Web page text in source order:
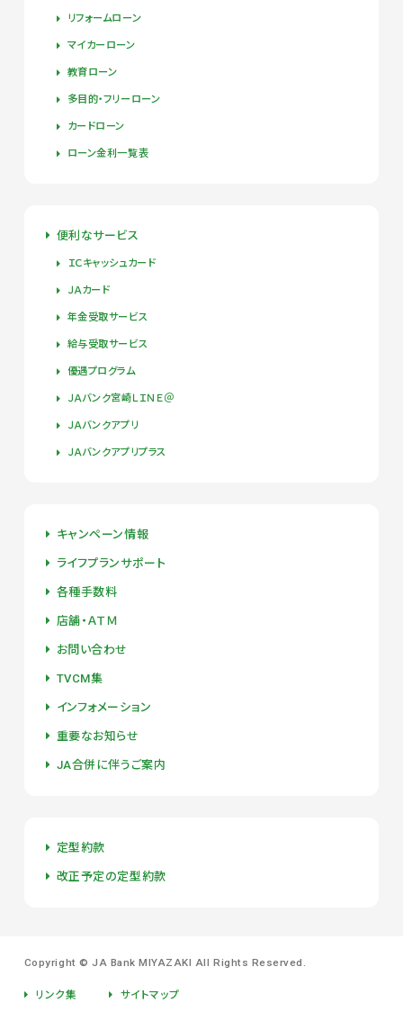
リフォームローン
マイカーローン
教育ローン
多目的・フリーローン
カードローン
ローン金利一覧表
便利なサービス
ＩＣキャッシュカード
ＪＡカード
年金受取サービス
給与受取サービス
優遇プログラム
ＪＡバンク宮崎ＬＩＮＥ＠
ＪＡバンクアプリ
ＪＡバンクアプリプラス
キャンペーン情報
ライフプランサポート
各種手数料
店舗・ＡＴＭ
お問い合わせ
TVCM集
インフォメーション
重要なお知らせ
JA合併に伴うご案内
定型約款
改正予定の定型約款
Copyright © JA Bank MIYAZAKI All Rights Reserved.
リンク集 サイトマップ